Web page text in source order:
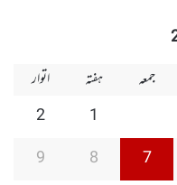
جمعہ ہفتہ
اتوار
1
2
7
8
9